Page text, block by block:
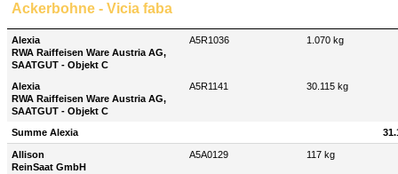
Ackerbohne - Vicia faba
Alexia
RWA Raiffeisen Ware Austria AG,
SAATGUT - Objekt C
A5R1036 1.070 kg
Alexia
RWA Raiffeisen Ware Austria AG,
SAATGUT - Objekt C
A5R1141 30.115 kg
Summe Alexia
Allison
ReinSaat GmbH
A5A0129 117 kg